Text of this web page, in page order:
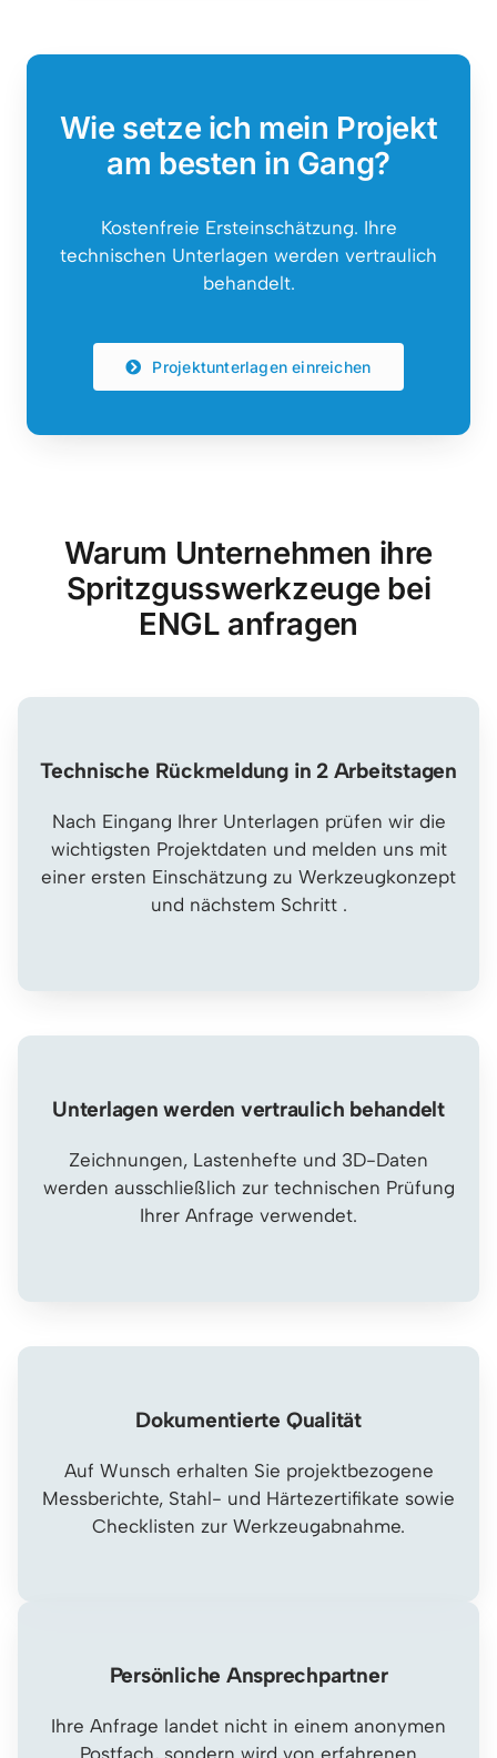
Wie setze ich mein Projekt
am besten in Gang?
Kostenfreie Ersteinschätzung. Ihre
technischen Unterlagen werden vertraulich
behandelt.
Projektunterlagen einreichen
Warum Unternehmen ihre
Spritzgusswerkzeuge bei
ENGL anfragen
Technische Rückmeldung in 2 Arbeitstagen
Nach Eingang Ihrer Unterlagen prüfen wir die
wichtigsten Projektdaten und melden uns mit
einer ersten Einschätzung zu Werkzeugkonzept
und nächstem Schritt .
Unterlagen werden vertraulich behandelt
Zeichnungen, Lastenhefte und 3D-Daten
werden ausschließlich zur technischen Prüfung
Ihrer Anfrage verwendet.
Dokumentierte Qualität
Auf Wunsch erhalten Sie projektbezogene
Messberichte, Stahl- und Härtezertifikate sowie
Checklisten zur Werkzeugabnahme.
Persönliche Ansprechpartner
Ihre Anfrage landet nicht in einem anonymen